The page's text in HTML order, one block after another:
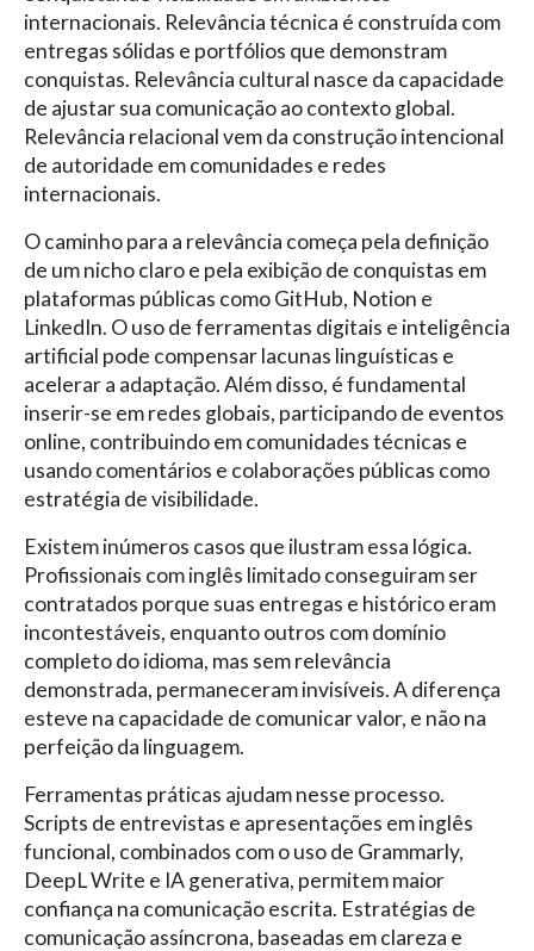
internacionais. Relevância técnica é construída com
entregas sólidas e portfólios que demonstram
conquistas. Relevância cultural nasce da capacidade
de ajustar sua comunicação ao contexto global.
Relevância relacional vem da construção intencional
de autoridade em comunidades e redes
internacionais.
O caminho para a relevância começa pela definição
de um nicho claro e pela exibição de conquistas em
plataformas públicas como GitHub, Notion e
LinkedIn. O uso de ferramentas digitais e inteligência
artificial pode compensar lacunas linguísticas e
acelerar a adaptação. Além disso, é fundamental
inserir-se em redes globais, participando de eventos
online, contribuindo em comunidades técnicas e
usando comentários e colaborações públicas como
estratégia de visibilidade.
Existem inúmeros casos que ilustram essa lógica.
Profissionais com inglês limitado conseguiram ser
contratados porque suas entregas e histórico eram
incontestáveis, enquanto outros com domínio
completo do idioma, mas sem relevância
demonstrada, permaneceram invisíveis. A diferença
esteve na capacidade de comunicar valor, e não na
perfeição da linguagem.
Ferramentas práticas ajudam nesse processo.
Scripts de entrevistas e apresentações em inglês
funcional, combinados com o uso de Grammarly,
DeepL Write e IA generativa, permitem maior
confiança na comunicação escrita. Estratégias de
comunicação assíncrona, baseadas em clareza e